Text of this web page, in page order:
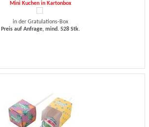
Mini Kuchen in Kartonbox
in der Gratulations-Box
Preis auf Anfrage, mind. 528 Stk.